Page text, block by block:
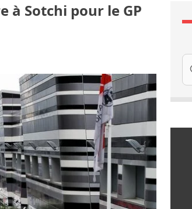
à Sotchi pour le GP